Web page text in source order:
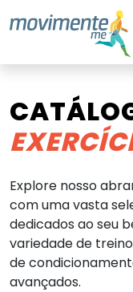
Explore nosso
com uma vasta
dedicados ao seu
variedade de
de
avançados.